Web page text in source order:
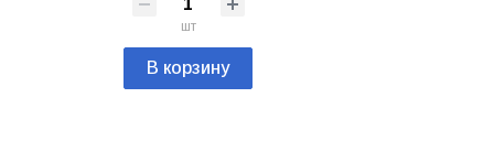
шт
В корзину